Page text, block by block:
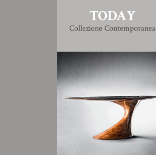
TODAY
Collezione Contemporanea